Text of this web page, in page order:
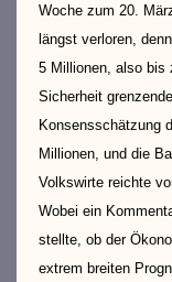
Woche zum 20.
längst verloren,
5 Millionen, also bis
Sicherheit
Konsensschätzung
Millionen, und die
Volkswirte reichte
Wobei ein
stellte, ob der
extrem breiten